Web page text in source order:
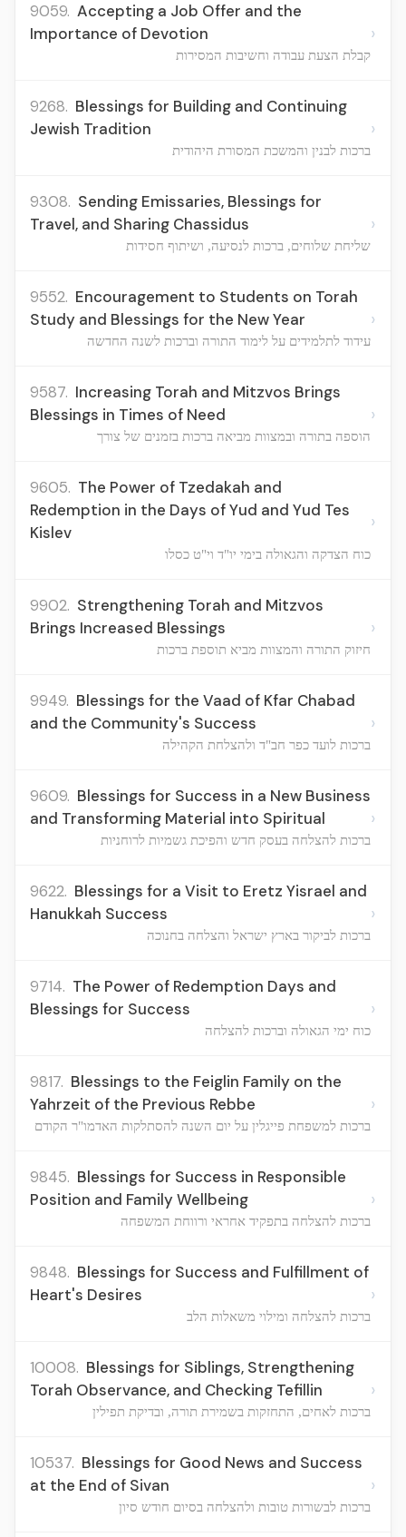
9059. Accepting a Job Offer and the
Importance of Devotion
קבלת הצעת עבודה וחשיבות המסירות
›
9268. Blessings for Building and Continuing
Jewish Tradition
ברכות לבנין והמשכת המסורת היהודית
›
9308. Sending Emissaries, Blessings for
Travel, and Sharing Chassidus
שליחת שלוחים, ברכות לנסיעה, ושיתוף חסידות
›
9552. Encouragement to Students on Torah
Study and Blessings for the New Year
עידוד לתלמידים על לימוד התורה וברכות לשנה החדשה
›
9587. Increasing Torah and Mitzvos Brings
Blessings in Times of Need
הוספה בתורה ובמצוות מביאה ברכות בזמנים של צורך
›
9605. The Power of Tzedakah and
Redemption in the Days of Yud and Yud Tes
Kislev
כוח הצדקה והגאולה בימי יו"ד וי"ט כסלו
›
9902. Strengthening Torah and Mitzvos
Brings Increased Blessings
חיזוק התורה והמצוות מביא תוספת ברכות
›
9949. Blessings for the Vaad of Kfar Chabad
and the Community's Success
ברכות לועד כפר חב"ד ולהצלחת הקהילה
›
9609. Blessings for Success in a New Business
and Transforming Material into Spiritual
ברכות להצלחה בעסק חדש והפיכת גשמיות לרוחניות
›
9622. Blessings for a Visit to Eretz Yisrael and
Hanukkah Success
ברכות לביקור בארץ ישראל והצלחה בחנוכה
›
9714. The Power of Redemption Days and
Blessings for Success
כוח ימי הגאולה וברכות להצלחה
›
9817. Blessings to the Feiglin Family on the
Yahrzeit of the Previous Rebbe
ברכות למשפחת פייגלין על יום השנה להסתלקות האדמו"ר הקודם
›
9845. Blessings for Success in Responsible
Position and Family Wellbeing
ברכות להצלחה בתפקיד אחראי ורווחת המשפחה
›
9848. Blessings for Success and Fulfillment of
Heart's Desires
ברכות להצלחה ומילוי משאלות הלב
›
10008. Blessings for Siblings, Strengthening
Torah Observance, and Checking Tefillin
ברכות לאחים, התחזקות בשמירת תורה, ובדיקת תפילין
›
10537. Blessings for Good News and Success
at the End of Sivan
ברכות לבשורות טובות ולהצלחה בסיום חודש סיון
›